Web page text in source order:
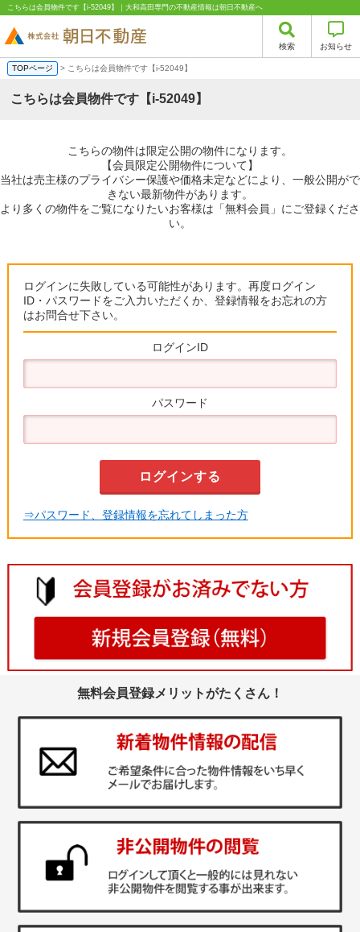
こちらは会員物件です【i-52049】｜大和高田専門の不動産情報は朝日不動産へ
検索 お知らせ
TOPページ > こちらは会員物件です【i-52049】
こちらは会員物件です【i-52049】
こちらの物件は限定公開の物件になります。
【会員限定公開物件について】
当社は売主様のプライバシー保護や価格未定などにより、一般公開がで
きない最新物件があります。
より多くの物件をご覧になりたいお客様は「無料会員」にご登録くださ
い。
ログインに失敗している可能性があります。再度ログイン
ID・パスワードをご入力いただくか、登録情報をお忘れの方
はお問合せ下さい。
ログインID
パスワード
⇒パスワード、登録情報を忘れてしまった方
無料会員登録メリットがたくさん！